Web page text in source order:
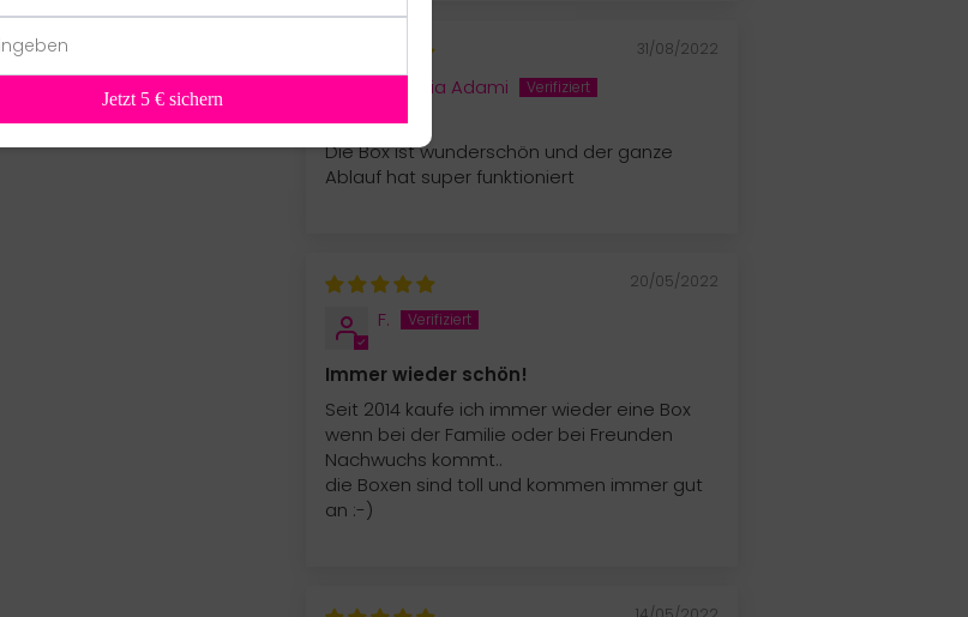
31/08/2022
Claudia Adami
Die Box ist wunderschön und der ganze
Ablauf hat super funktioniert
20/05/2022
F.
Immer wieder schön!
Seit 2014 kaufe ich immer wieder eine Box
wenn bei der Familie oder bei Freunden
Nachwuchs kommt..
die Boxen sind toll und kommen immer gut
an :-)
Jetzt 5 € sichern